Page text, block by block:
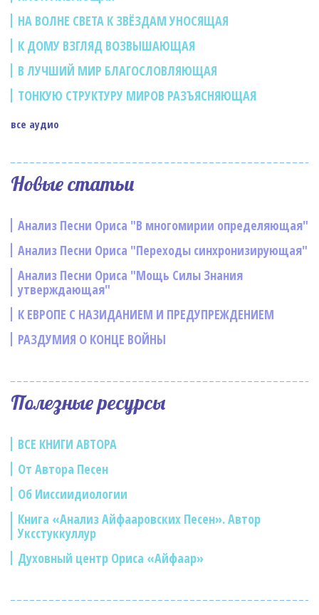
НА ВОЛНЕ СВЕТА К ЗВЁЗДАМ УНОСЯЩАЯ
К ДОМУ ВЗГЛЯД ВОЗВЫШАЮЩАЯ
В ЛУЧШИЙ МИР БЛАГОСЛОВЛЯЮЩАЯ
ТОНКУЮ СТРУКТУРУ МИРОВ РАЗЪЯСНЯЮЩАЯ
все аудио
Новые статьи
Анализ Песни Ориса "В многомирии определяющая"
Анализ Песни Ориса "Переходы синхронизирующая"
Анализ Песни Ориса "Мощь Силы Знания
утверждающая"
К ЕВРОПЕ С НАЗИДАНИЕМ И ПРЕДУПРЕЖДЕНИЕМ
РАЗДУМИЯ О КОНЦЕ ВОЙНЫ
Полезные ресурсы
ВСЕ КНИГИ АВТОРА
От Автора Песен
Об Ииссиидиологии
Книга «Анализ Айфааровских Песен». Автор
Уксстуккуллур
Духовный центр Ориса «Айфаар»